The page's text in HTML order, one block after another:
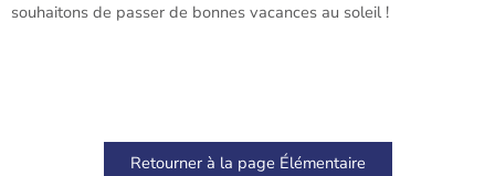
souhaitons de passer de bonnes vacances au soleil !
Retourner à la page Élémentaire